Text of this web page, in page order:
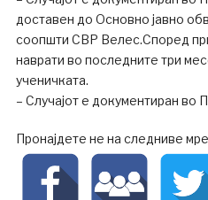
доставен до Основно јавно
соопшти СВР Велес.Според
наврати во последните три
ученичката.
– Случајот е документиран во
Пронајдете не на следниве